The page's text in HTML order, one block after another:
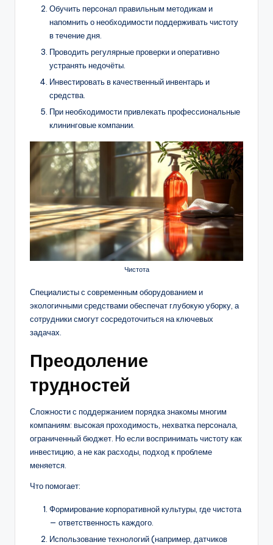
Обучить персонал правильным методикам и
напомнить о необходимости поддерживать чистоту
в течение дня.
Проводить регулярные проверки и оперативно
устранять недочёты.
Инвестировать в качественный инвентарь и
средства.
При необходимости привлекать профессиональные
клининговые компании.
Чистота
Специалисты с современным оборудованием и
экологичными средствами обеспечат глубокую уборку, а
сотрудники смогут сосредоточиться на ключевых
задачах.
Преодоление
трудностей
Сложности с поддержанием порядка знакомы многим
компаниям: высокая проходимость, нехватка персонала,
ограниченный бюджет. Но если воспринимать чистоту как
инвестицию, а не как расходы, подход к проблеме
меняется.
Что помогает:
Формирование корпоративной культуры, где чистота
— ответственность каждого.
Использование технологий (например, датчиков